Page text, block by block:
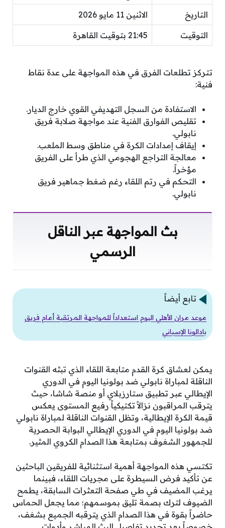
التاريخ الاثنين 11 مايو 2026
التوقيت 21:45 بتوقيت القاهرة
تتركز تطلعات الفرق في هذه المواجهة على عدة نقاط
فنية:
الاستفادة من السجل التهديفي القوي خارج الديار.
تقليص الفوارق الفنية عند مواجهة صلابة فريق
نابولي.
إيقاف إمدادات الكرة في مناطق وسط الملعب.
معالجة التراجع الهجومي الذي طرأ على الفريق
مؤخراً.
التحكم في رتم اللقاء رغم ضغط جماهير فريق
نابولي.
بث المواجهة عبر الناقل
الرسمي
تابع أيضاً
موعد مران الأهلي اليوم استعداداً للمواجهة المرتقبة أمام فريق
بادالونا الإسباني
يمكن لعشاق كرة القدم متابعة اللقاء الذي تبثه القنوات
الناقلة لمباراة نابولي ضد بولونيا اليوم في الدوري
الإيطالي عبر تطبيق ستارزبلاي أو منصة شاشا، حيث
يترقب المراقبون نزالاً تكتيكياً رفيع المستوى يعكس
قيمة الكرة الإيطالية، وتظل القنوات الناقلة لمباراة نابولي
ضد بولونيا اليوم في الدوري الإيطالي البوابة الحصرية
للجمهور الشغوف بمتابعة هذا الصدام الكروي المثير.
تكتسي هذه المواجهة أهمية استثنائية للفريقين الباحثين
عن تأكيد فرض السيطرة على مجريات اللقاء، فبينما
يرغب المضيف في طي صفحة التعثرات السابقة، يطمح
الضيوف لترك بصمة تليق بموسمهم؛ مما يجعل الحماس
حاضراً بقوة في هذا الصدام الذي يترقبه الجميع بشغف،